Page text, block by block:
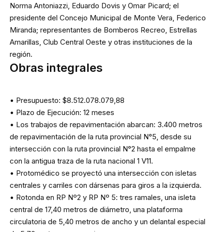
Norma Antoniazzi, Eduardo Dovis y Omar Picard; el
presidente del Concejo Municipal de Monte Vera, Federico
Miranda; representantes de Bomberos Recreo, Estrellas
Amarillas, Club Central Oeste y otras instituciones de la
región.
Obras integrales
• Presupuesto: $8.512.078.079,88
• Plazo de Ejecución: 12 meses
• Los trabajos de repavimentación abarcan: 3.400 metros
de repavimentación de la ruta provincial N°5, desde su
intersección con la ruta provincial N°2 hasta el empalme
con la antigua traza de la ruta nacional 1 V11.
• Protomédico se proyectó una intersección con isletas
centrales y carriles con dársenas para giros a la izquierda.
• Rotonda en RP Nº2 y RP Nº 5: tres ramales, una isleta
central de 17,40 metros de diámetro, una plataforma
circulatoria de 5,40 metros de ancho y un delantal especial